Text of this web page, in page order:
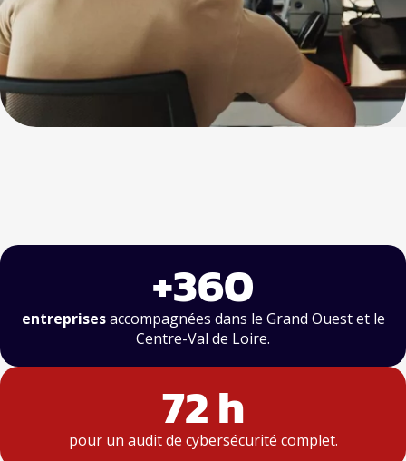
+360
entreprisesaccompagnées dans le Grand Ouest et le
Centre-Val de Loire.
72 h
pour un audit de cybersécurité complet.